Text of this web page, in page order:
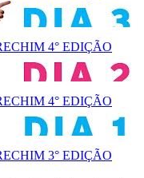
4° EDIÇÃO
4° EDIÇÃO
3° EDIÇÃO